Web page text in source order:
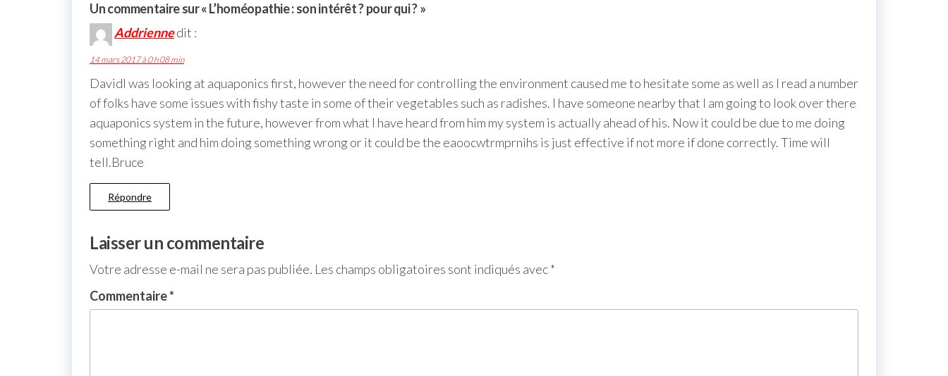
Un commentaire sur « L’homéopathie : son intérêt ? pour qui ? »
Addriennedit :
14 mars 2017 à 0 h 08 min
DavidI was looking at aquaponics first, however the need for controlling the environment caused me to hesitate some as well as I read a number
of folks have some issues with fishy taste in some of their vegetables such as radishes. I have someone nearby that I am going to look over there
aquaponics system in the future, however from what I have heard from him my system is actually ahead of his. Now it could be due to me doing
something right and him doing something wrong or it could be the eaoocwtrmprnihs is just effective if not more if done correctly. Time will
tell.Bruce
Répondre
Laisser un commentaire
Votre adresse e-mail ne sera pas publiée. Les champs obligatoires sont indiqués avec*
Commentaire*